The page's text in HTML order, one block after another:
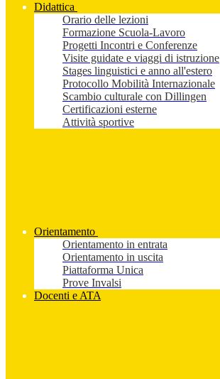
Didattica
Orario delle lezioni
Formazione Scuola-Lavoro
Progetti Incontri e Conferenze
Visite guidate e viaggi di istruzione
Stages linguistici e anno all'estero
Protocollo Mobilità Internazionale
Scambio culturale con Dillingen
Certificazioni esterne
Attività sportive
Orientamento
Orientamento in entrata
Orientamento in uscita
Piattaforma Unica
Prove Invalsi
Docenti e ATA